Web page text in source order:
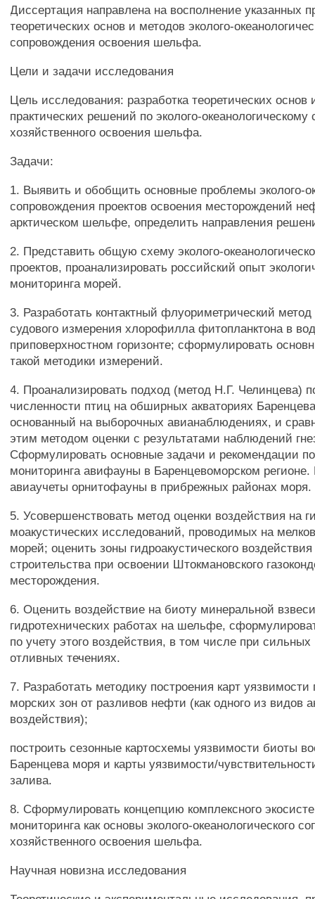
Диссертация направлена на восполнение указанных
теоретических основ и методов эколого-
сопровождения освоения шельфа.
Цели и задачи исследования
Цель исследования: разработка теоретических основ
практических решений по эколого-
хозяйственного освоения шельфа.
Задачи:
1. Выявить и обобщить основные проблемы эколого-
сопровождения проектов освоения месторождений
арктическом шельфе, определить направления
2. Представить общую схему эколого-
проектов, проанализировать российский опыт
мониторинга морей.
3. Разработать контактный флуориметрический метод
судового измерения хлорофилла фитопланктона в
приповерхностном горизонте; сформулировать
такой методики измерений.
4. Проанализировать подход (метод Н.Г. Челинцева)
численности птиц на обширных акваториях
основанный на выборочных авианаблюдениях, и
этим методом оценки с результатами наблюдений
Сформулировать основные задачи и рекомендации
мониторинга авифауны в Баренцевоморском регионе.
авиаучеты орнитофауны в прибрежных районах моря.
5. Усовершенствовать метод оценки воздействия на
моакустических исследований, проводимых на
морей; оценить зоны гидроакустического
строительства при освоении Штокмановского
месторождения.
6. Оценить воздействие на биоту минеральной
гидротехнических работах на шельфе,
по учету этого воздействия, в том числе при
отливных течениях.
7. Разработать методику построения карт
морских зон от разливов нефти (как одного из видов
воздействия);
построить сезонные картосхемы уязвимости биоты
Баренцева моря и карты уязвимости/
залива.
8. Сформулировать концепцию комплексного
мониторинга как основы эколого-океанологического
хозяйственного освоения шельфа.
Научная новизна исследования